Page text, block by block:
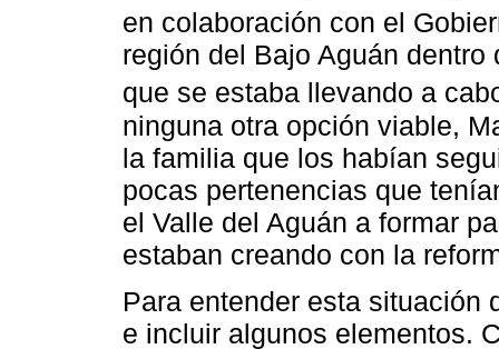
en colaboración con el
región del Bajo Aguán
que se estaba llevando a
ninguna otra opción viable,
la familia que los habían
pocas pertenencias que
el Valle del Aguán a formar
estaban creando con la
Para entender esta situación
e incluir algunos elementos.